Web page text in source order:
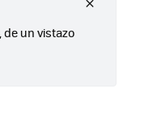
un vistazo